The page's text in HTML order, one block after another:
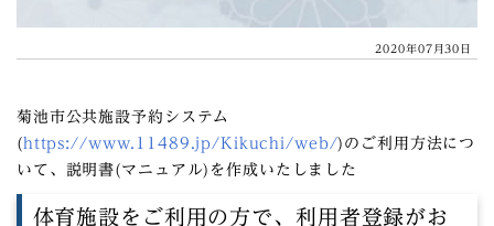
2020年07月30日
菊池市公共施設予約システム
( https://www.11489.jp/Kikuchi/web/)のご利用方法につ
いて、説明書(マニュアル)を作成いたしました
体育施設をご利用の方で、利用者登録がお